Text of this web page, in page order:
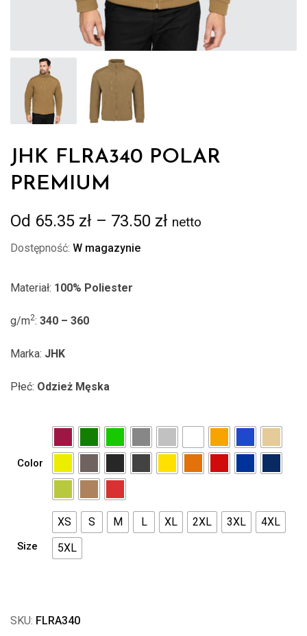
JHK FLRA340 POLAR
PREMIUM
Od 65.35 zł – 73.50 złZakres
netto
Dostępność: W magazynie
Materiał: 100% Poliester
g/m2: 340 – 360
Marka: JHK
Płeć: Odzież Męska
Color
Size
XS S M L XL 2XL 3XL
4XL
5XL
SKU: FLRA340